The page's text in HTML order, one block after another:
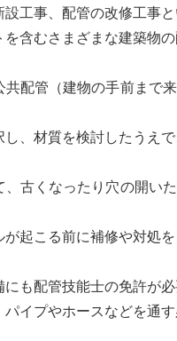
工事、配管の改修工事
含むさまざまな建築物
配管（建物の手前まで
、材質を検討したうえで
古くなったり穴の開い
起こる前に補修や対処を
も配管技能士の免許が必
イプやホースなどを通